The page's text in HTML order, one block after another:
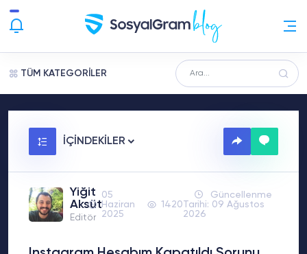
TÜM KATEGORİLER
İÇİNDEKİLER
Yiğit
Aksüt
Editör
05
Haziran
2025
1420
Güncellenme
Tarihi: 09 Ağustos
2026